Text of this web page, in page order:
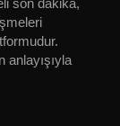
anlayışıyla